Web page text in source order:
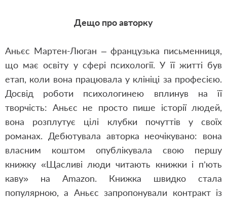
Дещо про авторку
Аньєс Мартен-Люган –французька письменниця,
що має освіту у сфері психології. У її житті був
етап, коли вона працювала у клініці за професією.
Досвід роботи психологинею вплинув на її
творчість: Аньєс не просто пише історії людей,
вона розплутує цілі клубки почуттів у своїх
романах. Дебютувала авторка неочікувано: вона
власним коштом опублікувала свою першу
книжку «Щасливі люди читають книжки і п’ють
каву» на Amazon. Книжка швидко стала
популярною, а Аньєс запропонували контракт із